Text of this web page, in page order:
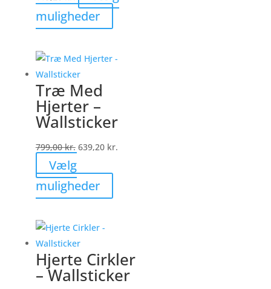
muligheder
vare
flere
vælges
Træ Med
Hjerter –
Wallsticker
799,00kr. 639,20 kr.
Vælg
muligheder
vare
Mulighederne
kan
Hjerte Cirkler
– Wallsticker